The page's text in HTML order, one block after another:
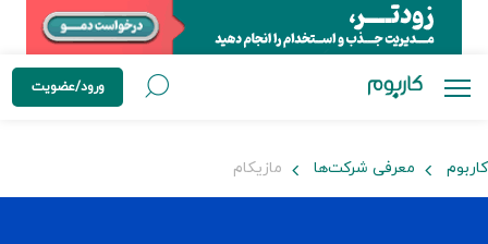
ورود/عضویت
کاربوم معرفی شرکت‌ها مازیکام